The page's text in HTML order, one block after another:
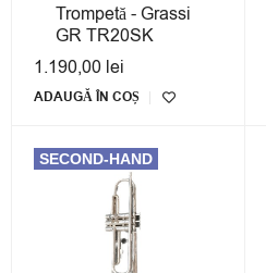
Trompetă - Grassi
GR TR20SK
1.190,00 lei
ADAUGĂ ÎN COȘ
SECOND-HAND